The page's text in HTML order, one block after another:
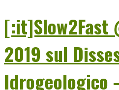
[:it]Slow2Fast
2019 sul
Idrogeologico